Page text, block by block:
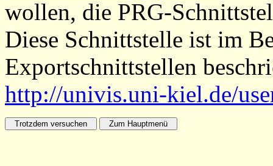
wollen, die PRG-
Diese Schnittstelle ist im
Exportschnittstellen
http://univis.uni-kiel.de/